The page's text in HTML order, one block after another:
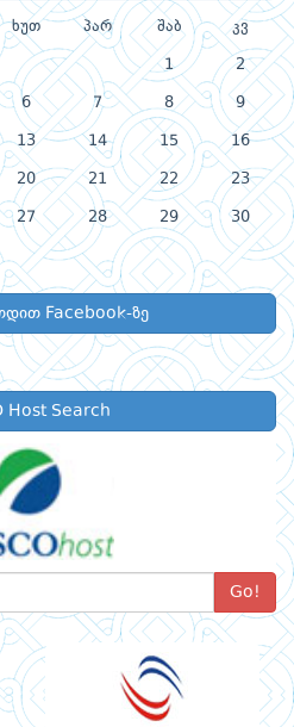
ხუთ პარ შაბ კვ
1 2
6 7 8 9
13 14 15 16
20 21 22 23
27 28 29 30
Facebook-ზე
Host Search
Go!